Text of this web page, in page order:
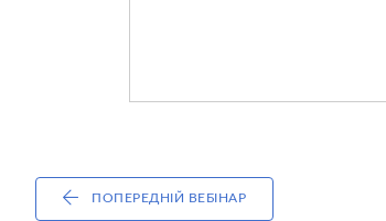
ПОПЕРЕДНІЙ ВЕБІНАР